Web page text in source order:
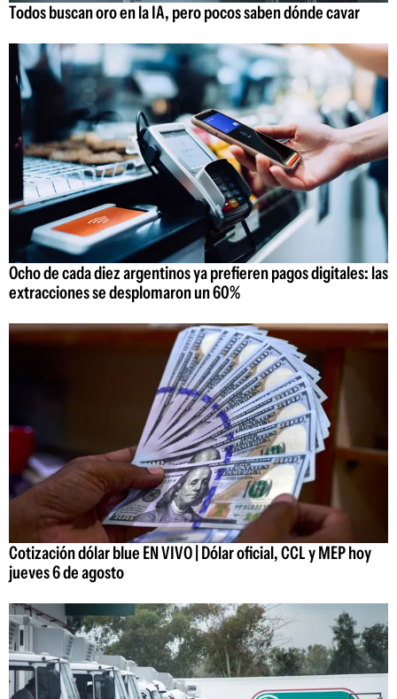
Todos buscan oro en la IA, pero pocos saben dónde cavar
Ocho de cada diez argentinos ya prefieren pagos digitales: las
extracciones se desplomaron un 60%
Cotización dólar blue EN VIVO | Dólar oficial, CCL y MEP hoy
jueves 6 de agosto